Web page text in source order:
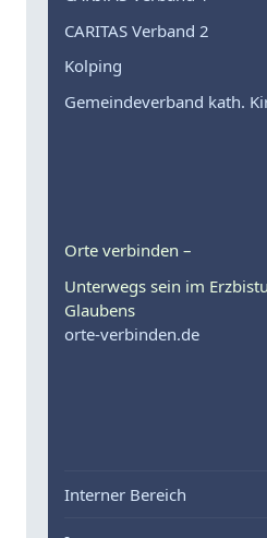
CARITAS Verband 2
Kolping
Gemeindeverband kath.
Orte verbinden –
Unterwegs sein im
Glaubens
orte-verbinden.de
Interner Bereich